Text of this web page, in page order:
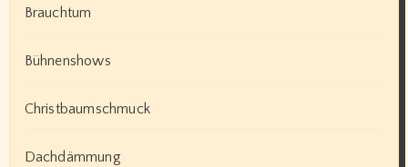
Brauchtum
Bühnenshows
Christbaumschmuck
Dachdämmung